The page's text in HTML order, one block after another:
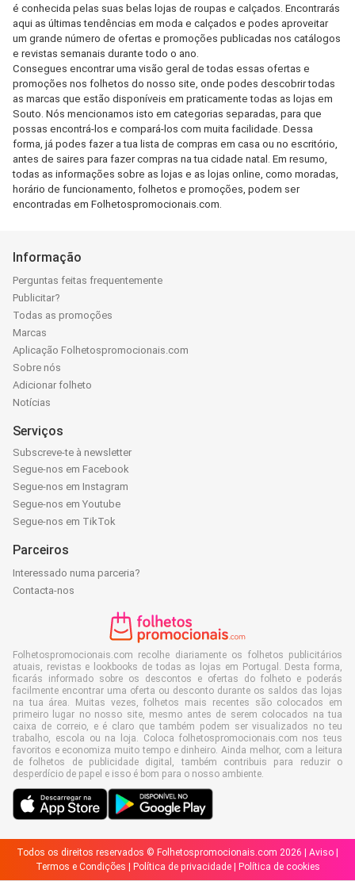
é conhecida pelas suas belas lojas de roupas e calçados. Encontrarás
aqui as últimas tendências em moda e calçados e podes aproveitar
um grande número de ofertas e promoções publicadas nos catálogos
e revistas semanais durante todo o ano.
Consegues encontrar uma visão geral de todas essas ofertas e
promoções nos folhetos do nosso site, onde podes descobrir todas
as marcas que estão disponíveis em praticamente todas as lojas em
Souto. Nós mencionamos isto em categorias separadas, para que
possas encontrá-los e compará-los com muita facilidade. Dessa
forma, já podes fazer a tua lista de compras em casa ou no escritório,
antes de saires para fazer compras na tua cidade natal. Em resumo,
todas as informações sobre as lojas e as lojas online, como moradas,
horário de funcionamento, folhetos e promoções, podem ser
encontradas em Folhetospromocionais.com.
Informação
Perguntas feitas frequentemente
Publicitar?
Todas as promoções
Marcas
Aplicação Folhetospromocionais.com
Sobre nós
Adicionar folheto
Notícias
Serviços
Subscreve-te à newsletter
Segue-nos em Facebook
Segue-nos em Instagram
Segue-nos em Youtube
Segue-nos em TikTok
Parceiros
Interessado numa parceria?
Contacta-nos
Folhetospromocionais.com recolhe diariamente os folhetos publicitários
atuais, revistas e lookbooks de todas as lojas em Portugal. Desta forma,
ficarás informado sobre os descontos e ofertas do folheto e poderás
facilmente encontrar uma oferta ou desconto durante os saldos das lojas
na tua área. Muitas vezes, folhetos mais recentes são colocados em
primeiro lugar no nosso site, mesmo antes de serem colocados na tua
caixa de correio, e é claro que também podem ser visualizados no teu
trabalho, escola ou na loja. Coloca folhetospromocionais.com nos teus
favoritos e economiza muito tempo e dinheiro. Ainda melhor, com a leitura
de folhetos de publicidade digital, também contribuis para reduzir o
desperdício de papel e isso é bom para o nosso ambiente.
Todos os direitos reservados © Folhetospromocionais.com 2026 | Aviso
Termos e Condições
Política de privacidade| Política de cookies